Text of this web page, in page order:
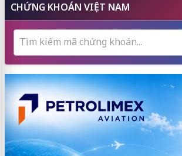
CHỨNG KHOÁN VIỆT NAM
Tìm kiếm mã chứng khoán...